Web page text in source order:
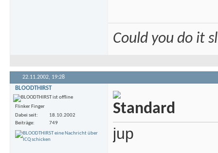
Could you do it
22.11.2002, 19:28
BLOODTHIRST
Flinker Finger
Dabei seit
18.10.2002
Beiträge
749
jup